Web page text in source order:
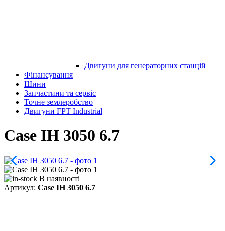
Двигуни для генераторних станцій
Фінансування
Шини
Запчастини та сервіс
Точне землеробство
Двигуни FPT Industrial
Case IH 3050 6.7
В наявності
Артикул: Case IH 3050 6.7